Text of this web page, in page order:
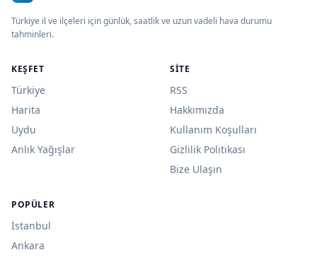
Türkiye il ve ilçeleri için günlük, saatlik ve uzun vadeli hava durumu
tahminleri.
KEŞFET
Türkiye
Harita
Uydu
Anlık Yağışlar
SITE
RSS
Hakkımızda
Kullanım Koşulları
Gizlilik Politikası
Bize Ulaşın
POPÜLER
İstanbul
Ankara